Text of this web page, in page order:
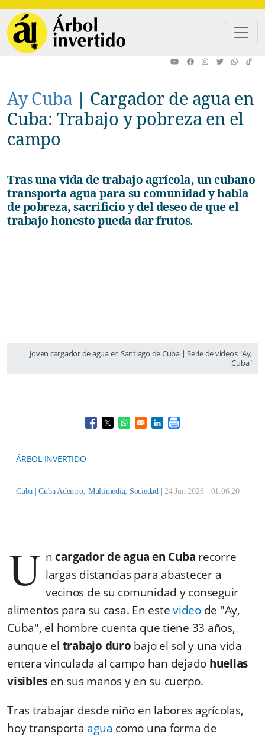
Ay Cuba | Cargador de agua en
Cuba: Trabajo y pobreza en el
campo
Tras una vida de trabajo agrícola, un cubano
transporta agua para su comunidad y habla
de pobreza, sacrificio y del deseo de que el
trabajo honesto pueda dar frutos.
Joven cargador de agua en Santiago de Cuba | Serie de videos "Ay,
Cuba"
Opens in a new window
Opens in a new window
Opens in a new window
Opens in a new window
ÁRBOL INVERTIDO
Cuba |Cuba Adentro, Multimedia, Sociedad 24 Jun 2026 - 01:06:20
U ncargador de agua en Cuba recorre
largas distancias para abastecer a
vecinos de su comunidad y conseguir
alimentos para su casa. En estevideode "Ay,
Cuba", el hombre cuenta que tiene 33 años,
aunque el trabajo duro bajo el sol y una vida
entera vinculada al campo han dejado huellas
visibles en sus manos y en su cuerpo.
Tras trabajar desde niño en labores agrícolas,
hoy transporta agua como una forma de